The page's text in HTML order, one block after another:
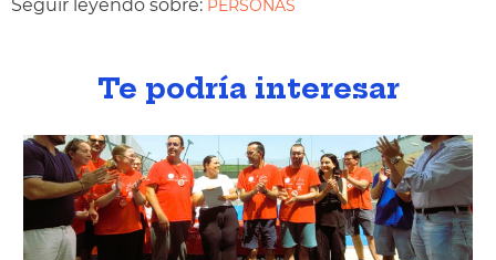
Seguir leyendo sobre: PERSONAS
Te podría interesar